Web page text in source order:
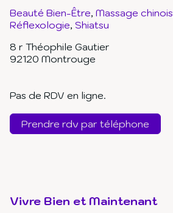
Beauté Bien-Être Massage chinois
Réflexologie Shiatsu
8 r Théophile Gautier
92120 Montrouge
Pas de RDV en ligne.
Prendre rdv par téléphone
Vivre Bien et Maintenant